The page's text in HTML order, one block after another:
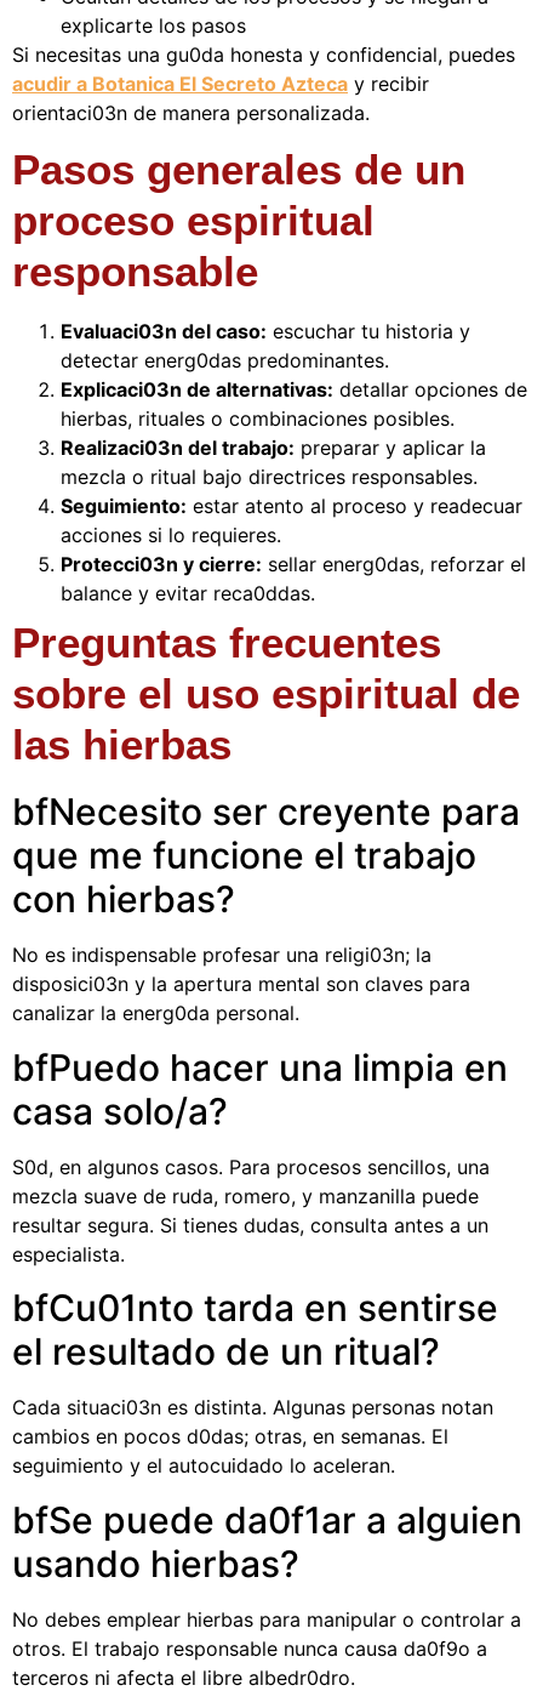
explicarte los pasos
Si necesitas una gu0da honesta y confidencial, puedes
acudir a Botanica El Secreto Azteca y recibir
orientaci03n de manera personalizada.
Pasos generales de un
proceso espiritual
responsable
Evaluaci03n del caso: escuchar tu historia y
detectar energ0das predominantes.
Explicaci03n de alternativas: detallar opciones de
hierbas, rituales o combinaciones posibles.
Realizaci03n del trabajo: preparar y aplicar la
mezcla o ritual bajo directrices responsables.
Seguimiento: estar atento al proceso y readecuar
acciones si lo requieres.
Protecci03n y cierre: sellar energ0das, reforzar el
balance y evitar reca0ddas.
Preguntas frecuentes
sobre el uso espiritual de
las hierbas
bfNecesito ser creyente para
que me funcione el trabajo
con hierbas?
No es indispensable profesar una religi03n; la
disposici03n y la apertura mental son claves para
canalizar la energ0da personal.
bfPuedo hacer una limpia en
casa solo/a?
S0d, en algunos casos. Para procesos sencillos, una
mezcla suave de ruda, romero, y manzanilla puede
resultar segura. Si tienes dudas, consulta antes a un
especialista.
bfCu01nto tarda en sentirse
el resultado de un ritual?
Cada situaci03n es distinta. Algunas personas notan
cambios en pocos d0das; otras, en semanas. El
seguimiento y el autocuidado lo aceleran.
bfSe puede da0f1ar a alguien
usando hierbas?
No debes emplear hierbas para manipular o controlar a
otros. El trabajo responsable nunca causa da0f9o a
terceros ni afecta el libre albedr0dro.